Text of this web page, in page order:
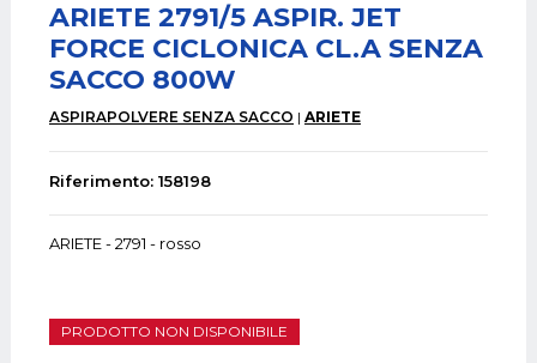
ARIETE 2791/5 ASPIR. JET
FORCE CICLONICA CL.A SENZA
SACCO 800W
ASPIRAPOLVERE SENZA SACCO ARIETE
Riferimento: 158198
ARIETE - 2791 - rosso
PRODOTTO NON DISPONIBILE